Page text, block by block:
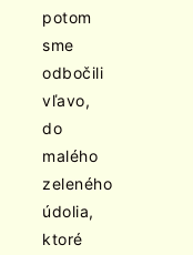
potom
sme
odbočili
vľavo,
do
malého
zeleného
údolia,
ktoré